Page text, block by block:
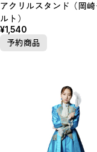
アクリルスタンド（岡
ルト）
¥1,540
予約商品